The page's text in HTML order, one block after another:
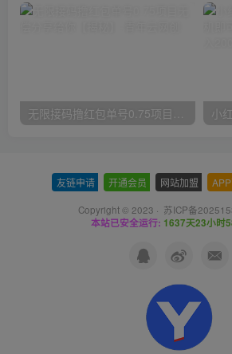
无限接码撸红包单号0.75项目无偿分享给你【揭秘】
友链申请 开通会员 网站加盟
Copyright © 2023 · 苏ICP备
本站已安全运行: 1637天23小时